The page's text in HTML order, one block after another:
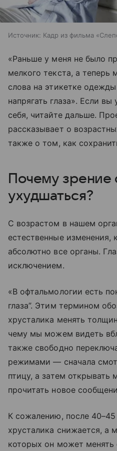
Источник: Кадр из фильма
«Раньше у меня не было
мелкого текста, а теперь
слова на этикетке
напрягать глаза». Если
себя, читайте дальше.
рассказывает о
также о том, как
Почему зрение
ухудшаться?
С возрастом в нашем
естественные изменения,
абсолютно все органы.
исключением.
«В офтальмологии есть
глаза”. Этим термином
хрусталика менять
чему мы можем видеть
также свободно
режимами — сначала
птицу, а затем открывать
прочитать новое
К сожалению, после 40–45
хрусталика снижается,
которых он может менять